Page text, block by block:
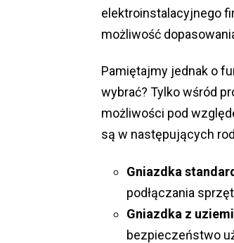
elektroinstalacyjnego
możliwość
Pamiętajmy jednak o
wybrać? Tylko wśród
możliwości pod
są w następujących
Gniazdka
podłączania
Gniazdka z
bezpieczeństwo